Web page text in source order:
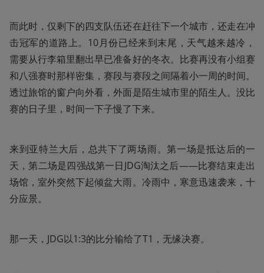
而此时，仅剩下的四支队伍还在赶往下一个城市，还走在冲
击冠军的道路上。10月份已经来到末尾，天气越来越冷，
需要从行李箱里翻出早已准备好的冬衣。比赛再没有小组赛
和八强赛时那样密集，赛段与赛段之间隔着小一周的时间。
透过旅馆的窗户向外看，外面是陌生城市里的陌生人。没比
赛的日子里，时间一下子慢了下来。
来到亚特兰大后，总共下了两场雨。第一场是抵达后的一
天，第二场是四强战第一日JDG淘汰之后——比赛结束走出
场馆，室外突然下起倾盆大雨。冷雨中，寒意迅速袭来，十
分应景。
那一天，JDG以1:3的比分输给了T1，无缘决赛。